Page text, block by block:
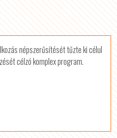
népszerűsítését tűzte ki célul
célzó komplex program.